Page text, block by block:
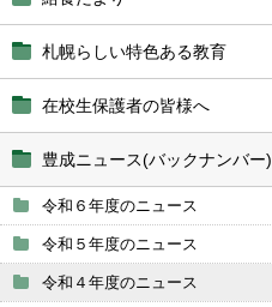
札幌らしい特色ある教育
在校生保護者の皆様へ
豊成ニュース(バックナンバー)
令和６年度のニュース
令和５年度のニュース
令和４年度のニュース